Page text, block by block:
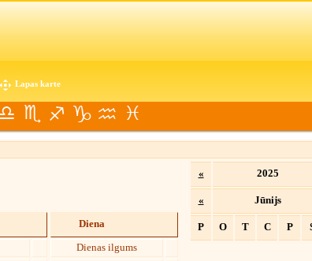
Lapas karte
Diena
Dienas ilgums
« 2025
« Jūnijs
P O T C P